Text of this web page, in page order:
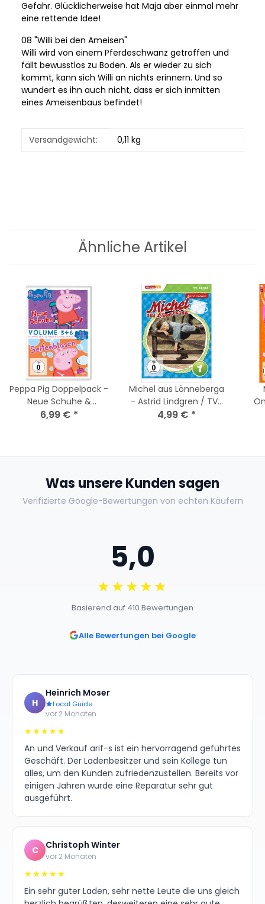
Gefahr. Glücklicherweise hat Maja aber einmal mehr
eine rettende Idee!
08 "Willi bei den Ameisen"
Willi wird von einem Pferdeschwanz getroffen und
fällt bewusstlos zu Boden. Als er wieder zu sich
kommt, kann sich Willi an nichts erinnern. Und so
wundert es ihn auch nicht, dass er sich inmitten
eines Ameisenbaus befindet!
Produkteigenschaft
Wert
Versandgewicht: 0,11 kg
Ähnliche Artikel
Peppa Pig Doppelpack -
Neue Schuhe &
Seifenblasen [2 DVDs]
6,99 € *
Michel aus Lönneberga
- Astrid Lindgren / TV-
Serie 1 / DVD * Guter
4,99 € *
Was unsere Kunden sagen
Verifizierte Google-Bewertungen von echten Käufern
5,0
★★★★★
Basierend auf 410 Bewertungen
Alle Bewertungen bei Google
H
Heinrich Moser
Local Guide
vor 2 Monaten
★★★★★
An und Verkauf arif-s ist ein hervorragend geführtes
Geschäft. Der Ladenbesitzer und sein Kollege tun
alles, um den Kunden zufriedenzustellen. Bereits vor
einigen Jahren wurde eine Reparatur sehr gut
ausgeführt.
C Christoph Winter
vor 2 Monaten
★★★★★
Ein sehr guter Laden, sehr nette Leute die uns gleich